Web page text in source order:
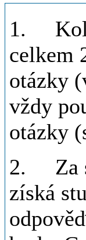
1.
celkem
otázky
vždy
otázky
2. Za
získá